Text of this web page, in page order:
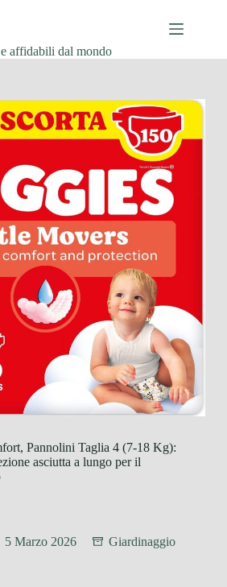
affidabili dal mondo
Pannolini Taglia 4 (7-18 Kg):
asciutta a lungo per il
5 Marzo 2026 Giardinaggio